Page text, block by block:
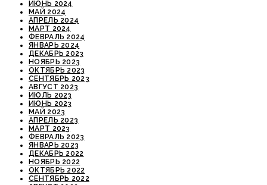
ИЮНЬ 2024
МАЙ 2024
АПРЕЛЬ 2024
МАРТ 2024
ФЕВРАЛЬ 2024
ЯНВАРЬ 2024
ДЕКАБРЬ 2023
НОЯБРЬ 2023
ОКТЯБРЬ 2023
СЕНТЯБРЬ 2023
АВГУСТ 2023
ИЮЛЬ 2023
ИЮНЬ 2023
МАЙ 2023
АПРЕЛЬ 2023
МАРТ 2023
ФЕВРАЛЬ 2023
ЯНВАРЬ 2023
ДЕКАБРЬ 2022
НОЯБРЬ 2022
ОКТЯБРЬ 2022
СЕНТЯБРЬ 2022